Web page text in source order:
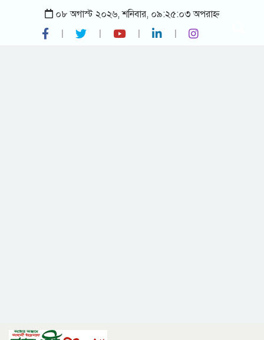
০৮ অগাস্ট ২০২৬, শনিবার, ০৯:২৫:০৩ অপরাহ্ন